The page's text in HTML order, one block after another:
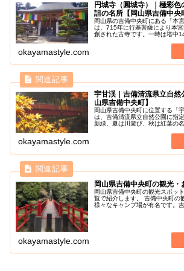
円城寺（圓城寺）｜極彩
詛の名所【岡山県吉備中央
岡山県の吉備中央町にある「本
は、715年に行基菩薩により本
創された古寺です。一時は塔中
okayamastyle.com
宇甘渓｜吉備清流県立自然
山県吉備中央町】
岡山県吉備中央町に位置する「
は、吉備清流県立自然公園に指
新緑、夏は川遊び、秋は紅葉の
ルの旭川支流の宇甘川に架かる
okayamastyle.com
岡山県吉備中央町の観光
岡山県吉備中央町の観光スポッ
覧で紹介します。 吉備中央町の
様々なキャンプ場が有名です。
okayamastyle.com